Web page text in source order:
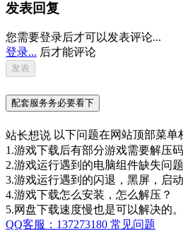
发表回复
您需要登录后才可以发表评论...
登录... 后才能评论
配套服务务必要看下
站长想说 以下问题在网站顶部菜单
1.游戏下载后有部分游戏需要解压
2.游戏运行遇到的电脑组件缺失问
3.游戏运行遇到的闪退，黑屏，启
4.游戏下载怎么安装，怎么解压？
5.网盘下载速度慢也是可以解决的。
QQ客服：137273180 常见问题